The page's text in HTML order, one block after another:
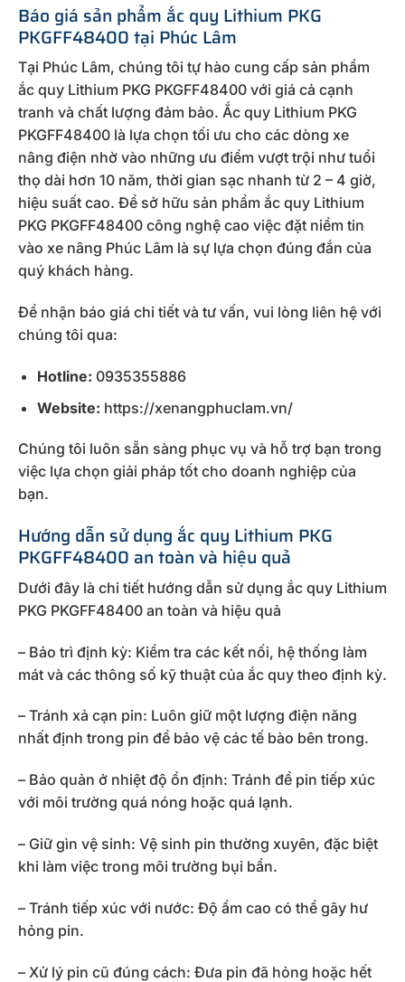
Báo giá sản phẩm ắc quy Lithium PKG
PKGFF48400 tại Phúc Lâm
Tại Phúc Lâm, chúng tôi tự hào cung cấp sản phẩm
ắc quy Lithium PKG PKGFF48400 với giá cả cạnh
tranh và chất lượng đảm bảo. Ắc quy Lithium PKG
PKGFF48400 là lựa chọn tối ưu cho các dòng xe
nâng điện nhờ vào những ưu điểm vượt trội như tuổi
thọ dài hơn 10 năm, thời gian sạc nhanh từ 2 – 4 giờ,
hiệu suất cao. Để sở hữu sản phẩm ắc quy Lithium
PKG PKGFF48400 công nghệ cao việc đặt niềm tin
vào xe nâng Phúc Lâm là sự lựa chọn đúng đắn của
quý khách hàng.
Để nhận báo giá chi tiết và tư vấn, vui lòng liên hệ với
chúng tôi qua:
Hotline: 0935355886
Website: https://xenangphuclam.vn/
Chúng tôi luôn sẵn sàng phục vụ và hỗ trợ bạn trong
việc lựa chọn giải pháp tốt cho doanh nghiệp của
bạn.
Hướng dẫn sử dụng ắc quy Lithium PKG
PKGFF48400 an toàn và hiệu quả
Dưới đây là chi tiết hướng dẫn sử dụng ắc quy Lithium
PKG PKGFF48400 an toàn và hiệu quả
– Bảo trì định kỳ: Kiểm tra các kết nối, hệ thống làm
mát và các thông số kỹ thuật của ắc quy theo định kỳ.
– Tránh xả cạn pin: Luôn giữ một lượng điện năng
nhất định trong pin để bảo vệ các tế bào bên trong.
– Bảo quản ở nhiệt độ ổn định: Tránh để pin tiếp xúc
với môi trường quá nóng hoặc quá lạnh.
– Giữ gìn vệ sinh: Vệ sinh pin thường xuyên, đặc biệt
khi làm việc trong môi trường bụi bẩn.
– Tránh tiếp xúc với nước: Độ ẩm cao có thể gây hư
hỏng pin.
– Xử lý pin cũ đúng cách: Đưa pin đã hỏng hoặc hết